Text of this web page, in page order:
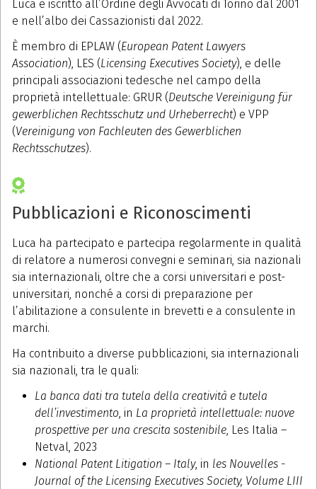
Luca è iscritto all’Ordine degli Avvocati di Torino dal 2001
e nell’albo dei Cassazionisti dal 2022.
È membro di EPLAW (European Patent Lawyers
Association), LES (Licensing Executives Society), e delle
principali associazioni tedesche nel campo della
proprietà intellettuale: GRUR (Deutsche Vereinigung für
gewerblichen Rechtsschutz und Urheberrecht) e VPP
(Vereinigung von Fachleuten des Gewerblichen
Rechtsschutzes).
Pubblicazioni e Riconoscimenti
Luca ha partecipato e partecipa regolarmente in qualità
di relatore a numerosi convegni e seminari, sia nazionali
sia internazionali, oltre che a corsi universitari e post-
universitari, nonché a corsi di preparazione per
l’abilitazione a consulente in brevetti e a consulente in
marchi.
Ha contribuito a diverse pubblicazioni, sia internazionali
sia nazionali, tra le quali:
La banca dati tra tutela della creatività e tutela
dell’investimento, in La proprietà intellettuale: nuove
prospettive per una crescita sostenibile, Les Italia –
Netval, 2023
National Patent Litigation – Italy, in les Nouvelles -
Journal of the Licensing Executives Society, Volume LIII